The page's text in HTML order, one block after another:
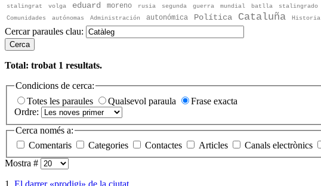
stalingrat volga eduard moreno rusia segunda guerra mundial batlla stalingrado
Comunidades
autónomas Administración autonómica Política Cataluña Historia
Cercar paraules clau:
Cerca
Total: trobat 1 resultats.
Condicions de cerca:
Totes les paraules
Qualsevol paraula
Frase exacta
Ordre:
Cerca només a:
Comentaris
Categories Contactes Articles Canals electrònics
Mostra #